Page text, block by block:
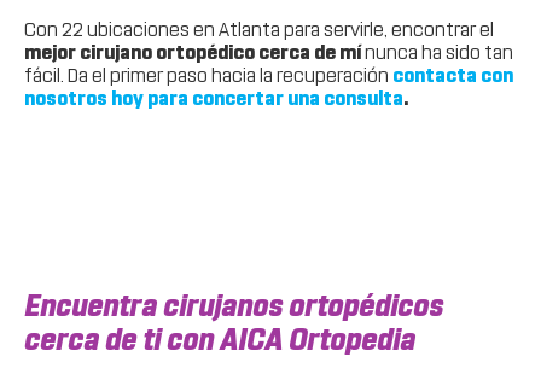
Con 22 ubicaciones en Atlanta para servirle, encontrar el
mejor cirujano ortopédico cerca de mínunca ha sido tan
fácil. Da el primer paso hacia la recuperación contacta con
nosotros hoy para concertar una consulta.
Encuentra cirujanos ortopédicos
cerca de ti con AICA Ortopedia